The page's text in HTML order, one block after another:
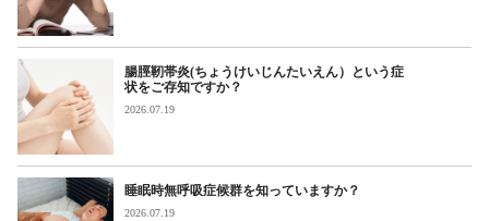
腸脛靭帯炎(ちょうけいじんたいえん）という症
状をご存知ですか？
2026.07.19
睡眠時無呼吸症候群を知っていますか？
2026.07.19